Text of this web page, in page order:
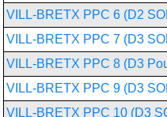
VILL-BRETX PPC 6 (D2
VILL-BRETX PPC 7 (D3
VILL-BRETX PPC 8 (D3
VILL-BRETX PPC 9 (D3
VILL-BRETX PPC 10 (D3